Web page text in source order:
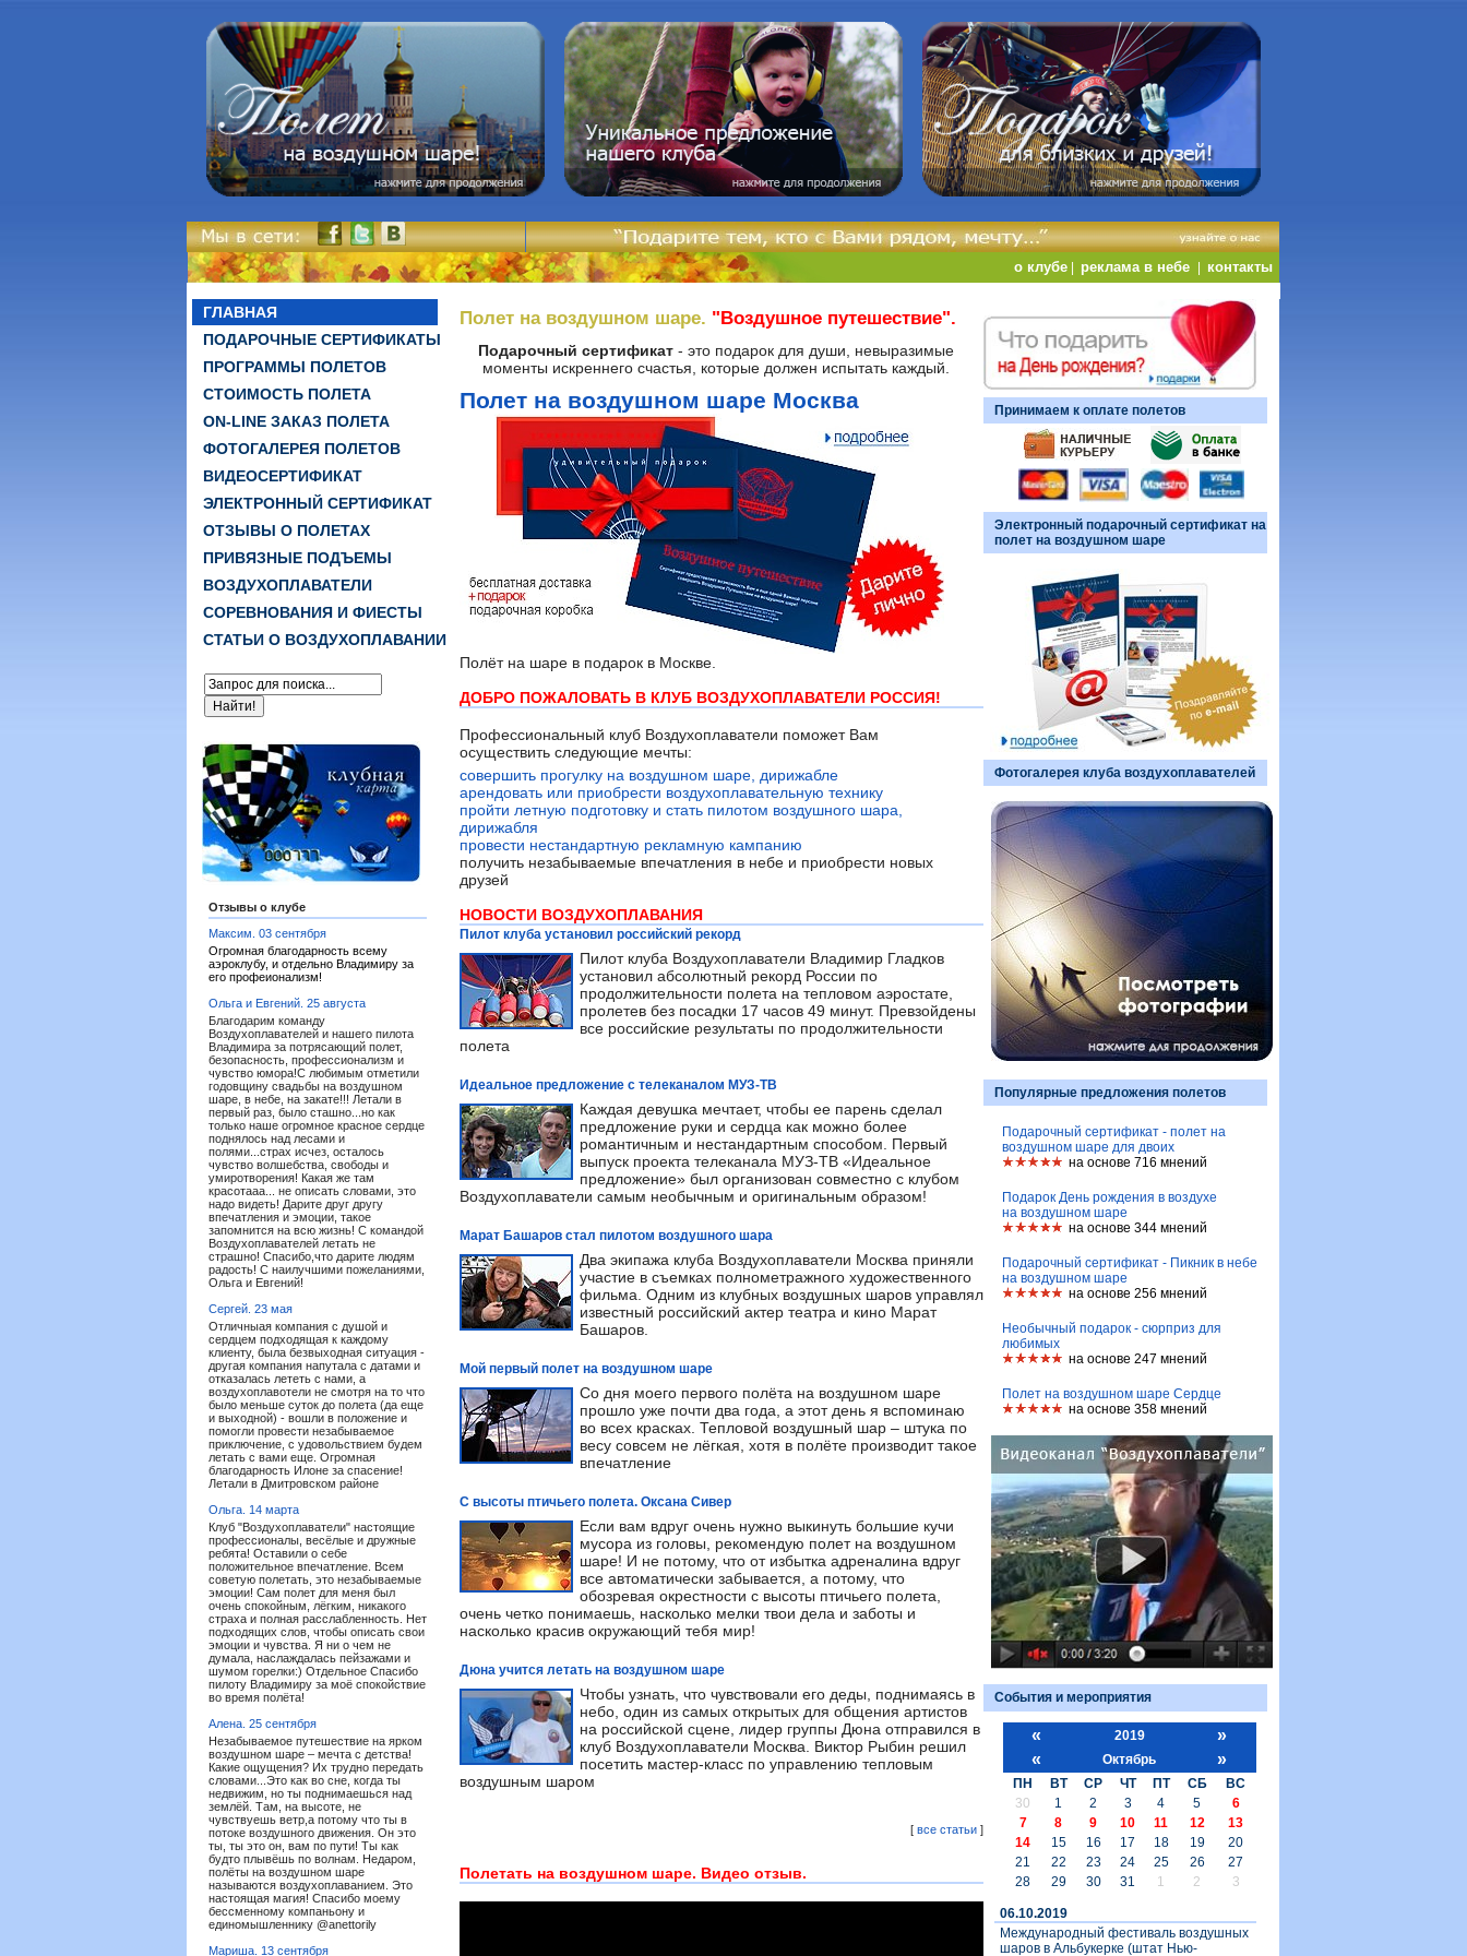
о клубе реклама в небе контакты
ГЛАВНАЯ
ПОДАРОЧНЫЕ СЕРТИФИКАТЫ
ПРОГРАММЫ ПОЛЕТОВ
СТОИМОСТЬ ПОЛЕТА
ON-LINE ЗАКАЗ ПОЛЕТА
ФОТОГАЛЕРЕЯ ПОЛЕТОВ
ВИДЕОСЕРТИФИКАТ
ЭЛЕКТРОННЫЙ СЕРТИФИКАТ
ОТЗЫВЫ О ПОЛЕТАХ
ПРИВЯЗНЫЕ ПОДЪЕМЫ
ВОЗДУХОПЛАВАТЕЛИ
СОРЕВНОВАНИЯ И ФИЕСТЫ
СТАТЬИ О ВОЗДУХОПЛАВАНИИ
Отзывы о клубе
Максим. 03 сентября
Огромная благодарность всему
аэроклубу, и отдельно Владимиру за
его профеионализм!
Ольга и Евгений. 25 августа
Благодарим команду
Воздухоплавателей и нашего пилота
Владимира за потрясающий полет,
безопасность, профессионализм и
чувство юмора!С любимым отметили
годовщину свадьбы на воздушном
шаре, в небе, на закате!!! Летали в
первый раз, было сташно...но как
только наше огромное красное сердце
поднялось над лесами и
полями...страх исчез, осталось
чувство волшебства, свободы и
умиротворения! Какая же там
красотааа... не описать словами, это
надо видеть! Дарите друг другу
впечатления и эмоции, такое
запомнится на всю жизнь! С командой
Воздухоплавателей летать не
страшно! Спасибо,что дарите людям
радость! С наилучшими пожеланиями,
Ольга и Евгений!
Сергей. 23 мая
Отличныая компания с душой и
сердцем подходящая к каждому
клиенту, была безвыходная ситуация -
другая компания напутала с датами и
отказалась лететь с нами, а
воздухоплавотели не смотря на то что
было меньше суток до полета (да еще
и выходной) - вошли в положение и
помогли провести незабываемое
приключение, с удовольствием будем
летать с вами еще. Огромная
благодарность Илоне за спасение!
Летали в Дмитровском районе
Ольга. 14 марта
Клуб "Воздухоплаватели" настоящие
профессионалы, весёлые и дружные
ребята! Оставили о себе
положительное впечатление. Всем
советую полетать, это незабываемые
эмоции! Сам полет для меня был
очень спокойным, лёгким, никакого
страха и полная расслабленность. Нет
подходящих слов, чтобы описать свои
эмоции и чувства. Я ни о чем не
думала, наслаждалась пейзажами и
шумом горелки:) Отдельное Спасибо
пилоту Владимиру за моё спокойствие
во время полёта!
Алена. 25 сентября
Незабываемое путешествие на ярком
воздушном шаре – мечта с детства!
Какие ощущения? Их трудно передать
словами...Это как во сне, когда ты
недвижим, но ты поднимаешься над
землёй. Там, на высоте, не
чувствуешь ветр,а потому что ты в
потоке воздушного движения. Он это
ты, ты это он, вам по пути! Ты как
будто плывёшь по волнам. Недаром,
полёты на воздушном шаре
называются воздухоплаванием. Это
настоящая магия! Спасибо моему
бессменному компаньону и
единомышленнику @anettorily
Мариша. 13 сентября
Полет на воздушном шаре. "Воздушное путешествие".
Подарочный сертификат - это подарок для души, невыразимые
моменты искреннего счастья, которые должен испытать каждый.
Полет на воздушном шаре Москва
Полёт на шаре в подарок в Москве.
ДОБРО ПОЖАЛОВАТЬ В КЛУБ ВОЗДУХОПЛАВАТЕЛИ РОССИЯ!
Профессиональный клуб Воздухоплаватели поможет Вам
осуществить следующие мечты:
совершить прогулку на воздушном шаре, дирижабле
арендовать или приобрести воздухоплавательную технику
пройти летную подготовку и стать пилотом воздушного шара,
дирижабля
провести нестандартную рекламную кампанию
получить незабываемые впечатления в небе и приобрести новых
друзей
НОВОСТИ ВОЗДУХОПЛАВАНИЯ
Пилот клуба установил российский рекорд
Пилот клуба Воздухоплаватели Владимир Гладков
установил абсолютный рекорд России по
продолжительности полета на тепловом аэростате,
пролетев без посадки 17 часов 49 минут. Превзойдены
все российские результаты по продолжительности
полета
Идеальное предложение с телеканалом МУЗ-ТВ
Каждая девушка мечтает, чтобы ее парень сделал
предложение руки и сердца как можно более
романтичным и нестандартным способом. Первый
выпуск проекта телеканала МУЗ-ТВ «Идеальное
предложение» был организован совместно с клубом
Воздухоплаватели самым необычным и оригинальным образом!
Марат Башаров стал пилотом воздушного шара
Два экипажа клуба Воздухоплаватели Москва приняли
участие в съемках полнометражного художественного
фильма. Одним из клубных воздушных шаров управлял
известный российский актер театра и кино Марат
Башаров.
Мой первый полет на воздушном шаре
Со дня моего первого полёта на воздушном шаре
прошло уже почти два года, а этот день я вспоминаю
во всех красках. Тепловой воздушный шар – штука по
весу совсем не лёгкая, хотя в полёте производит такое
впечатление
С высоты птичьего полета. Оксана Сивер
Если вам вдруг очень нужно выкинуть большие кучи
мусора из головы, рекомендую полет на воздушном
шаре! И не потому, что от избытка адреналина вдруг
все автоматически забывается, а потому, что
обозревая окрестности с высоты птичьего полета,
очень четко понимаешь, насколько мелки твои дела и заботы и
насколько красив окружающий тебя мир!
Дюна учится летать на воздушном шаре
Чтобы узнать, что чувствовали его деды, поднимаясь в
небо, один из самых открытых для общения артистов
на российской сцене, лидер группы Дюна отправился в
клуб Воздухоплаватели Москва. Виктор Рыбин решил
посетить мастер-класс по управлению тепловым
воздушным шаром
[ все статьи ]
Полетать на воздушном шаре. Видео отзыв.
Принимаем к оплате полетов
Электронный подарочный сертификат на
полет на воздушном шаре
Фотогалерея клуба воздухоплавателей
Популярные предложения полетов
Подарочный сертификат - полет на
воздушном шаре для двоих
на основе 716 мнений
Подарок День рождения в воздухе
на воздушном шаре
на основе 344 мнений
Подарочный сертификат - Пикник в небе
на воздушном шаре
на основе 256 мнений
Необычный подарок - сюрприз для
любимых
на основе 247 мнений
Полет на воздушном шаре Сердце
на основе 358 мнений
События и мероприятия
« 2019
»
«
Октябрь »
ПН ВТ СР ЧТ ПТ СБ
ВС
30
1 2 3 4 5
6
7
8 9 10 11 12
13
14
15 16 17 18 19
20
21
22 23 24 25 26
27
28
29 30 31 1 2 3
06.10.2019
Международный фестиваль воздушных
шаров в Альбукерке (штат Нью-